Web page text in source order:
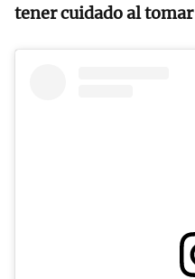
tener cuidado al